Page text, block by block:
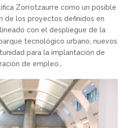
Zorrotzaurre como un posible
de los proyectos definidos en
alineado con el despliegue de la
tecnológico urbano, nuevos
para la implantación de
de empleo…